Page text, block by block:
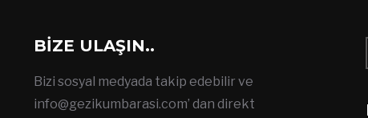
BIZE ULAŞIN..
Bizi sosyal medyada takip edebilir ve
info@gezikumbarasi.com’ dan direkt